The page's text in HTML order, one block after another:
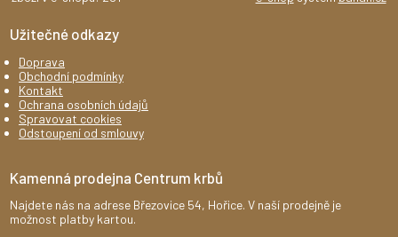
Užitečné odkazy
Doprava
Obchodní podmínky
Kontakt
Ochrana osobních údajů
Spravovat cookies
Odstoupení od smlouvy
Kamenná prodejna Centrum krbů
Najdete nás na adrese Březovice 54, Hořice. V naší prodejně je
možnost platby kartou.